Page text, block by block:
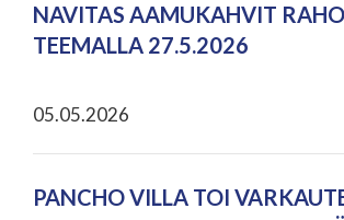
NAVITAS AAMUKAHVIT
TEEMALLA 27.5.2026
05.05.2026
PANCHO VILLA TOI